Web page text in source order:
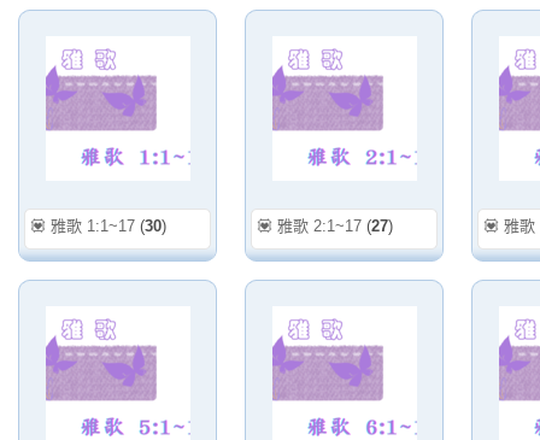
💟 雅歌 1:1~17 (30) 💟 雅歌 2:1~17 (27) 💟 雅